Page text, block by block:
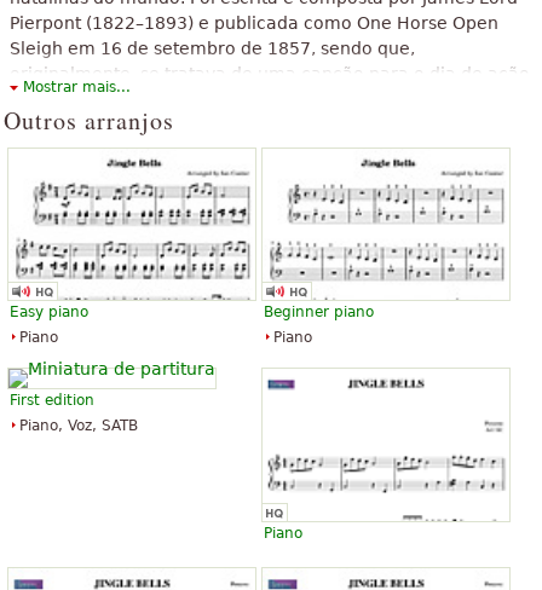
Pierpont (1822–1893) e publicada como One Horse Open
Sleigh em 16 de setembro de 1857, sendo que,
originalmente, se tratava de uma canção para o dia de ação
de graças e não para o Natal. A canção retrata as
experiências do eu lírico ao andar pela neve em um trenó
puxado a cavalo.
O texto acima está disponível sob licença de Creative Commons
Attribution-ShareAlike. Faz uso de material contido em artigo do
Wikipedia "Jingle Bells".
Mostrar mais...
Outros arranjos
Easy piano
Piano
Beginner piano
Piano
First edition
Piano, Voz, SATB
Piano